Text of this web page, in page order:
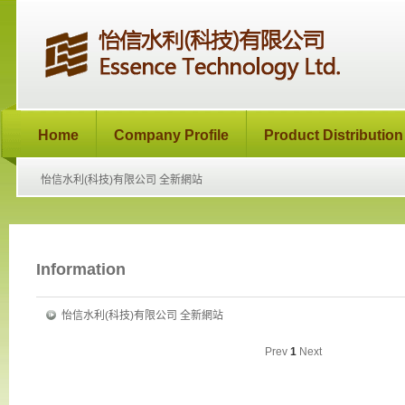
Home Company Profile Product Distribution
怡信水利(科技)有限公司 全新網站
Information
怡信水利(科技)有限公司 全新網站
Prev1 Next